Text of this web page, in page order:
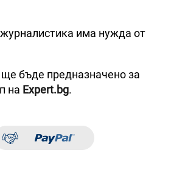
има нужда от
бъде предназначено за
на Expert.bg.